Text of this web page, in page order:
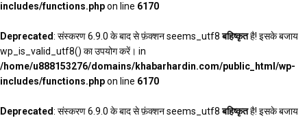
includes/functions.phpon line 6170
Deprecated: संस्करण 6.9.0 के बाद से फ़ंक्शन seems_utf8बहिष्कृतहै! इसके बजाय
wp_is_valid_utf8() का उपयोग करें। in
/home/u888153276/domains/khabarhardin.com/public_html/wp-
includes/functions.phpon line 6170
Deprecated: संस्करण 6.9.0 के बाद से फ़ंक्शन seems_utf8बहिष्कृतहै! इसके बजाय